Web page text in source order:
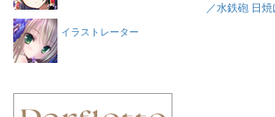
／水鉄砲 日焼
イラストレーター